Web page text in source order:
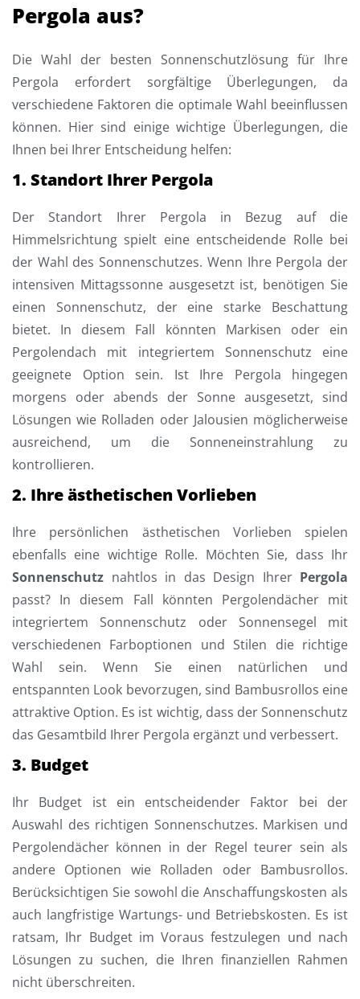
Pergola aus?
Die Wahl der besten Sonnenschutzlösung für Ihre
Pergola erfordert sorgfältige Überlegungen, da
verschiedene Faktoren die optimale Wahl beeinflussen
können. Hier sind einige wichtige Überlegungen, die
Ihnen bei Ihrer Entscheidung helfen:
1. Standort Ihrer Pergola
Der Standort Ihrer Pergola in Bezug auf die
Himmelsrichtung spielt eine entscheidende Rolle bei
der Wahl des Sonnenschutzes. Wenn Ihre Pergola der
intensiven Mittagssonne ausgesetzt ist, benötigen Sie
einen Sonnenschutz, der eine starke Beschattung
bietet. In diesem Fall könnten Markisen oder ein
Pergolendach mit integriertem Sonnenschutz eine
geeignete Option sein. Ist Ihre Pergola hingegen
morgens oder abends der Sonne ausgesetzt, sind
Lösungen wie Rolladen oder Jalousien möglicherweise
ausreichend, um die Sonneneinstrahlung zu
kontrollieren.
2. Ihre ästhetischen Vorlieben
Ihre persönlichen ästhetischen Vorlieben spielen
ebenfalls eine wichtige Rolle. Möchten Sie, dass Ihr
Sonnenschutz nahtlos in das Design Ihrer Pergola
passt? In diesem Fall könnten Pergolendächer mit
integriertem Sonnenschutz oder Sonnensegel mit
verschiedenen Farboptionen und Stilen die richtige
Wahl sein. Wenn Sie einen natürlichen und
entspannten Look bevorzugen, sind Bambusrollos eine
attraktive Option. Es ist wichtig, dass der Sonnenschutz
das Gesamtbild Ihrer Pergola ergänzt und verbessert.
3. Budget
Ihr Budget ist ein entscheidender Faktor bei der
Auswahl des richtigen Sonnenschutzes. Markisen und
Pergolendächer können in der Regel teurer sein als
andere Optionen wie Rolladen oder Bambusrollos.
Berücksichtigen Sie sowohl die Anschaffungskosten als
auch langfristige Wartungs- und Betriebskosten. Es ist
ratsam, Ihr Budget im Voraus festzulegen und nach
Lösungen zu suchen, die Ihren finanziellen Rahmen
nicht überschreiten.